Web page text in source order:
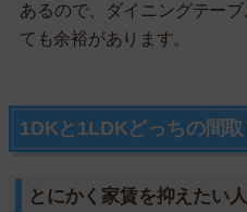
あるので、ダイニングテー
ても余裕があります。
1DKと1LDKどっちの間取
とにかく家賃を抑えたい